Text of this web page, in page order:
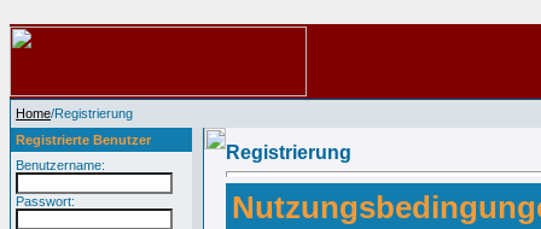
Home/Registrierung
Registrierte Benutzer
Benutzername:
Passwort:
Registrierung